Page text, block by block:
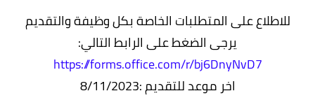
للاطلاع على المتطلبات الخاصة بكل وظيفة والتقديم
يرجى الضغط على الرابط التالي:
https://forms.office.com/r/bj6DnyNvD7
اخر موعد للتقديم :8/11/2023